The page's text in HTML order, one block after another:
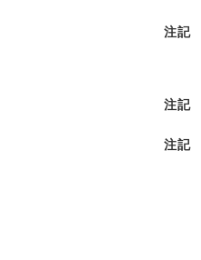
注記
注記
注記